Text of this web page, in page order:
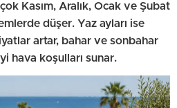
Kasım, Aralık, Ocak ve Şubat
düşer. Yaz ayları ise
artar, bahar ve sonbahar
hava koşulları sunar.